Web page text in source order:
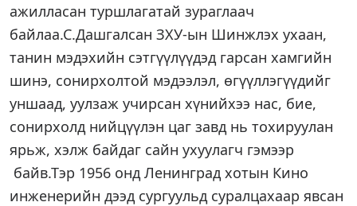
ажилласан туршлагатай зураглаач
байлаа.С.Дашгалсан ЗХУ-ын Шинжлэх ухаан,
танин мэдэхийн сэтгүүлүүдэд гарсан хамгийн
шинэ, сонирхолтой мэдээлэл, өгүүллэгүүдийг
уншаад, уулзаж учирсан хүнийхээ нас, бие,
сонирхолд нийцүүлэн цаг завд нь тохируулан
ярьж, хэлж байдаг сайн ухуулагч гэмээр
байв.Тэр 1956 онд Ленинград хотын Кино
инженерийн дээд сургуульд суралцахаар явсан